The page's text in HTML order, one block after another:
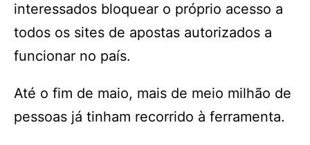
interessados bloquear o próprio acesso a
todos os sites de apostas autorizados a
funcionar no país.
Até o fim de maio, mais de meio milhão de
pessoas já tinham recorrido à ferramenta.